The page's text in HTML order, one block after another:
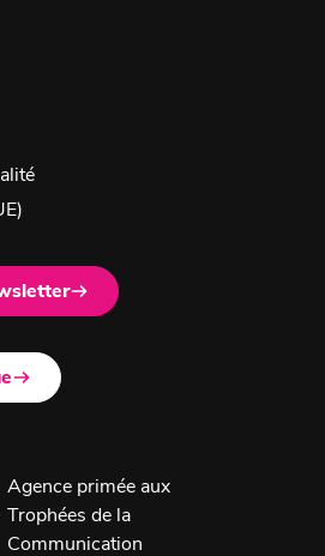
Agence primée aux
Trophées de la
Communication